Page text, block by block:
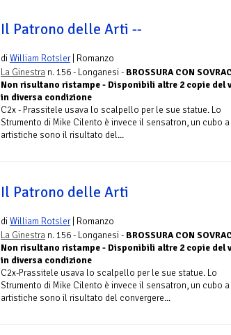
Il Patrono delle Arti --
diWilliam Rotsler| Romanzo
La Ginestra n. 156 - Longanesi - BROSSURA CON
Non risultano ristampe - Disponibili altre 2 copie del
in diversa condizione
C2x - Prassitele usava lo scalpello per le sue statue. Lo
Strumento di Mike Cilento è invece il sensatron, un cubo
artistiche sono il risultato del...
Il Patrono delle Arti
diWilliam Rotsler| Romanzo
La Ginestra n. 156 - Longanesi - BROSSURA CON
Non risultano ristampe - Disponibili altre 2 copie del
in diversa condizione
C2x-Prassitele usava lo scalpello per le sue statue. Lo
Strumento di Mike Cilento è invece il sensatron, un cubo
artistiche sono il risultato del convergere...